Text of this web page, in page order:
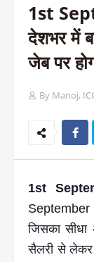
1st
देशभर में
जेब पर
By Manoj,
1st
September
जिसका
सैलरी से लेकर